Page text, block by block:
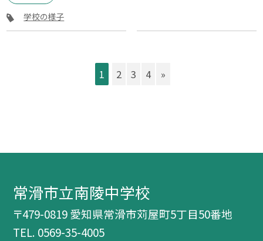
学校の様子
1 2 3 4 »
常滑市立南陵中学校
〒479-0819 愛知県常滑市苅屋町5丁目50番地
TEL. 0569-35-4005